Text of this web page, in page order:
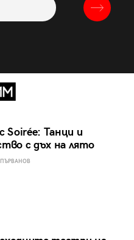
Soirée: Танци и
с дъх на лято